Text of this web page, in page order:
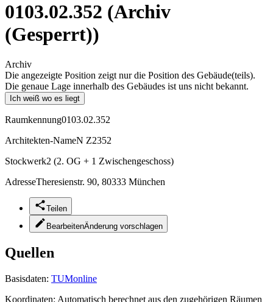
0103.02.352 (Archiv
(Gesperrt))
Archiv
Die angezeigte Position zeigt nur die Position des Gebäude(teils).
Die genaue Lage innerhalb des Gebäudes ist uns nicht bekannt.
Ich weiß wo es liegt
Raumkennung0103.02.352
Architekten-NameN Z2352
Stockwerk2 (2. OG + 1 Zwischengeschoss)
AdresseTheresienstr. 90, 80333 München
Teilen
BearbeitenÄnderung vorschlagen
Quellen
Basisdaten: TUMonline
Koordinaten: Automatisch berechnet aus den zugehörigen Räumen